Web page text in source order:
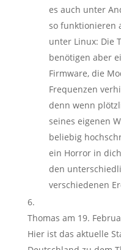
es auch unter
so funktionieren
unter Linux: Die
benötigen aber
Firmware, die
Frequenzen
denn wenn
seines eigenen
beliebig
ein Horror in
den
verschiedenen
Thomas am 19.
Hier ist das aktuelle